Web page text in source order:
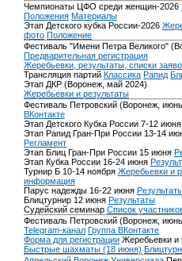
Чемпионаты ЦФО среди женщин-2026
Положения Материалы
Этап Детского кубка России-2026
фото Положение
Фестиваль "Имени Петра Великого"
Предварительная регистрация
Жеребьевки, результаты, списки
Трансляция партий Классика Рапид
Этап ДКР (Воронеж, май 2024)
Жеребьевки и результаты
Фестиваль Петровский (Воронеж,
ВКонтакте
Этап Детского Кубка России 7-12 июня
Этап Рапид Гран-При России 13-14
Регламент
Этап Блиц Гран-При России 15 июня
Этап Кубка России 16-24 июня
Турнир Б 10-14 ноября Жеребьевки и
информация
Парус надежды 16-22 июня
Блицтурнир 12 июня Результаты
Судейский семинар Список
Фестиваль Петровский (Воронеж,
Telegram-канал Группа ВКонтакте
Форма для регистрации Жеребьевки и
Быстрые шахматы (18 июня)